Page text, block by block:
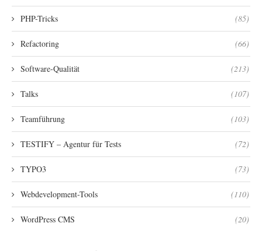
PHP-Tricks (85)
Refactoring (66)
Software-Qualität (213)
Talks (107)
Teamführung (103)
TESTIFY – Agentur für Tests (72)
TYPO3 (73)
Webdevelopment-Tools (110)
WordPress CMS (20)